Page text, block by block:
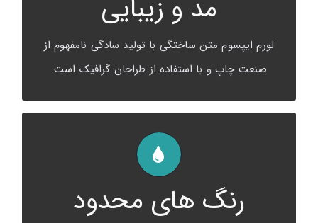
مد و زیبایی
لورم ایپسوم متن ساختگی با تولید سادگی نامفهوم از
صنعت چاپ و با استفاده از طراحان گرافیک است.
لورم ایپسوم متن ساختگی با تولید سادگی نامفهوم از
صنعت چاپ و با استفاده از طراحان گرافیک است.
رنگ های محدود
تغییر المانهای رنگی
لورم ایپسوم متن ساختگی با تولید سادگی نامفهوم از